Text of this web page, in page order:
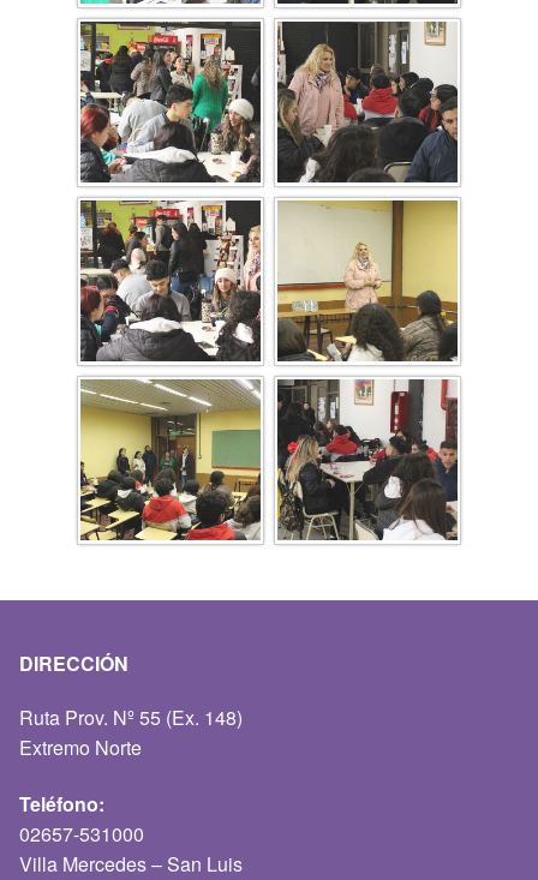
DIRECCIÓN
Ruta Prov. Nº 55 (Ex. 148)
Extremo Norte
Teléfono:
02657-531000
Villa Mercedes – San Luis